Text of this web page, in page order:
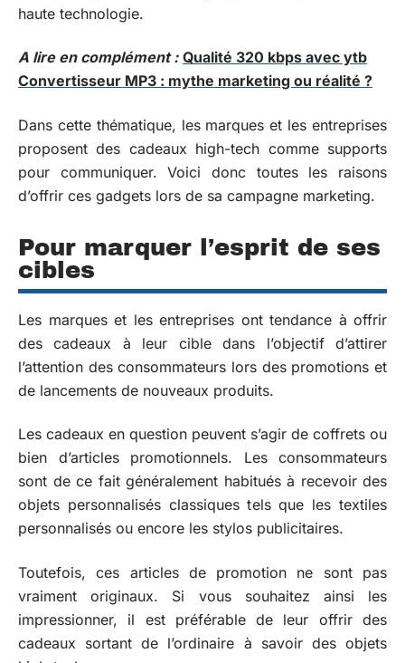
haute technologie.
A lire en complément : Qualité 320 kbps avec ytb
Convertisseur MP3 : mythe marketing ou réalité ?
Dans cette thématique, les marques et les entreprises
proposent des cadeaux high-tech comme supports
pour communiquer. Voici donc toutes les raisons
d’offrir ces gadgets lors de sa campagne marketing.
Pour marquer l’esprit de ses
cibles
Les marques et les entreprises ont tendance à offrir
des cadeaux à leur cible dans l’objectif d’attirer
l’attention des consommateurs lors des promotions et
de lancements de nouveaux produits.
Les cadeaux en question peuvent s’agir de coffrets ou
bien d’articles promotionnels. Les consommateurs
sont de ce fait généralement habitués à recevoir des
objets personnalisés classiques tels que les textiles
personnalisés ou encore les stylos publicitaires.
Toutefois, ces articles de promotion ne sont pas
vraiment originaux. Si vous souhaitez ainsi les
impressionner, il est préférable de leur offrir des
cadeaux sortant de l’ordinaire à savoir des objets